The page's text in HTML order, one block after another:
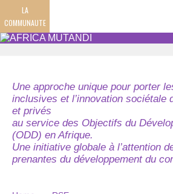
LA
COMMUNAUTE
Une approche unique pour porter
inclusives et l’innovation sociétale
et privés
au service des Objectifs du
(ODD) en Afrique.
Une initiative globale à l’attention
prenantes du développement du